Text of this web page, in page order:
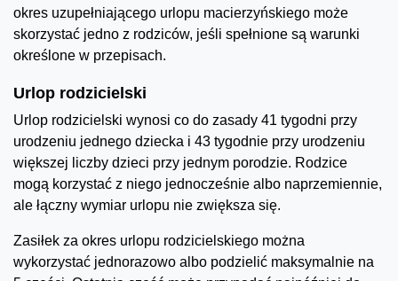
okres uzupełniającego urlopu macierzyńskiego może
skorzystać jedno z rodziców, jeśli spełnione są warunki
określone w przepisach.
Urlop rodzicielski
Urlop rodzicielski wynosi co do zasady 41 tygodni przy
urodzeniu jednego dziecka i 43 tygodnie przy urodzeniu
większej liczby dzieci przy jednym porodzie. Rodzice
mogą korzystać z niego jednocześnie albo naprzemiennie,
ale łączny wymiar urlopu nie zwiększa się.
Zasiłek za okres urlopu rodzicielskiego można
wykorzystać jednorazowo albo podzielić maksymalnie na